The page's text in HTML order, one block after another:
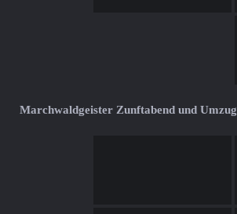
Marchwaldgeister Zunftabend und Umzug